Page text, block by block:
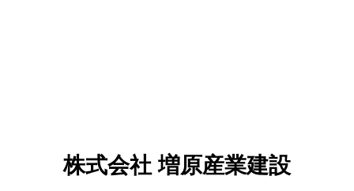
株式会社 増原産業建設